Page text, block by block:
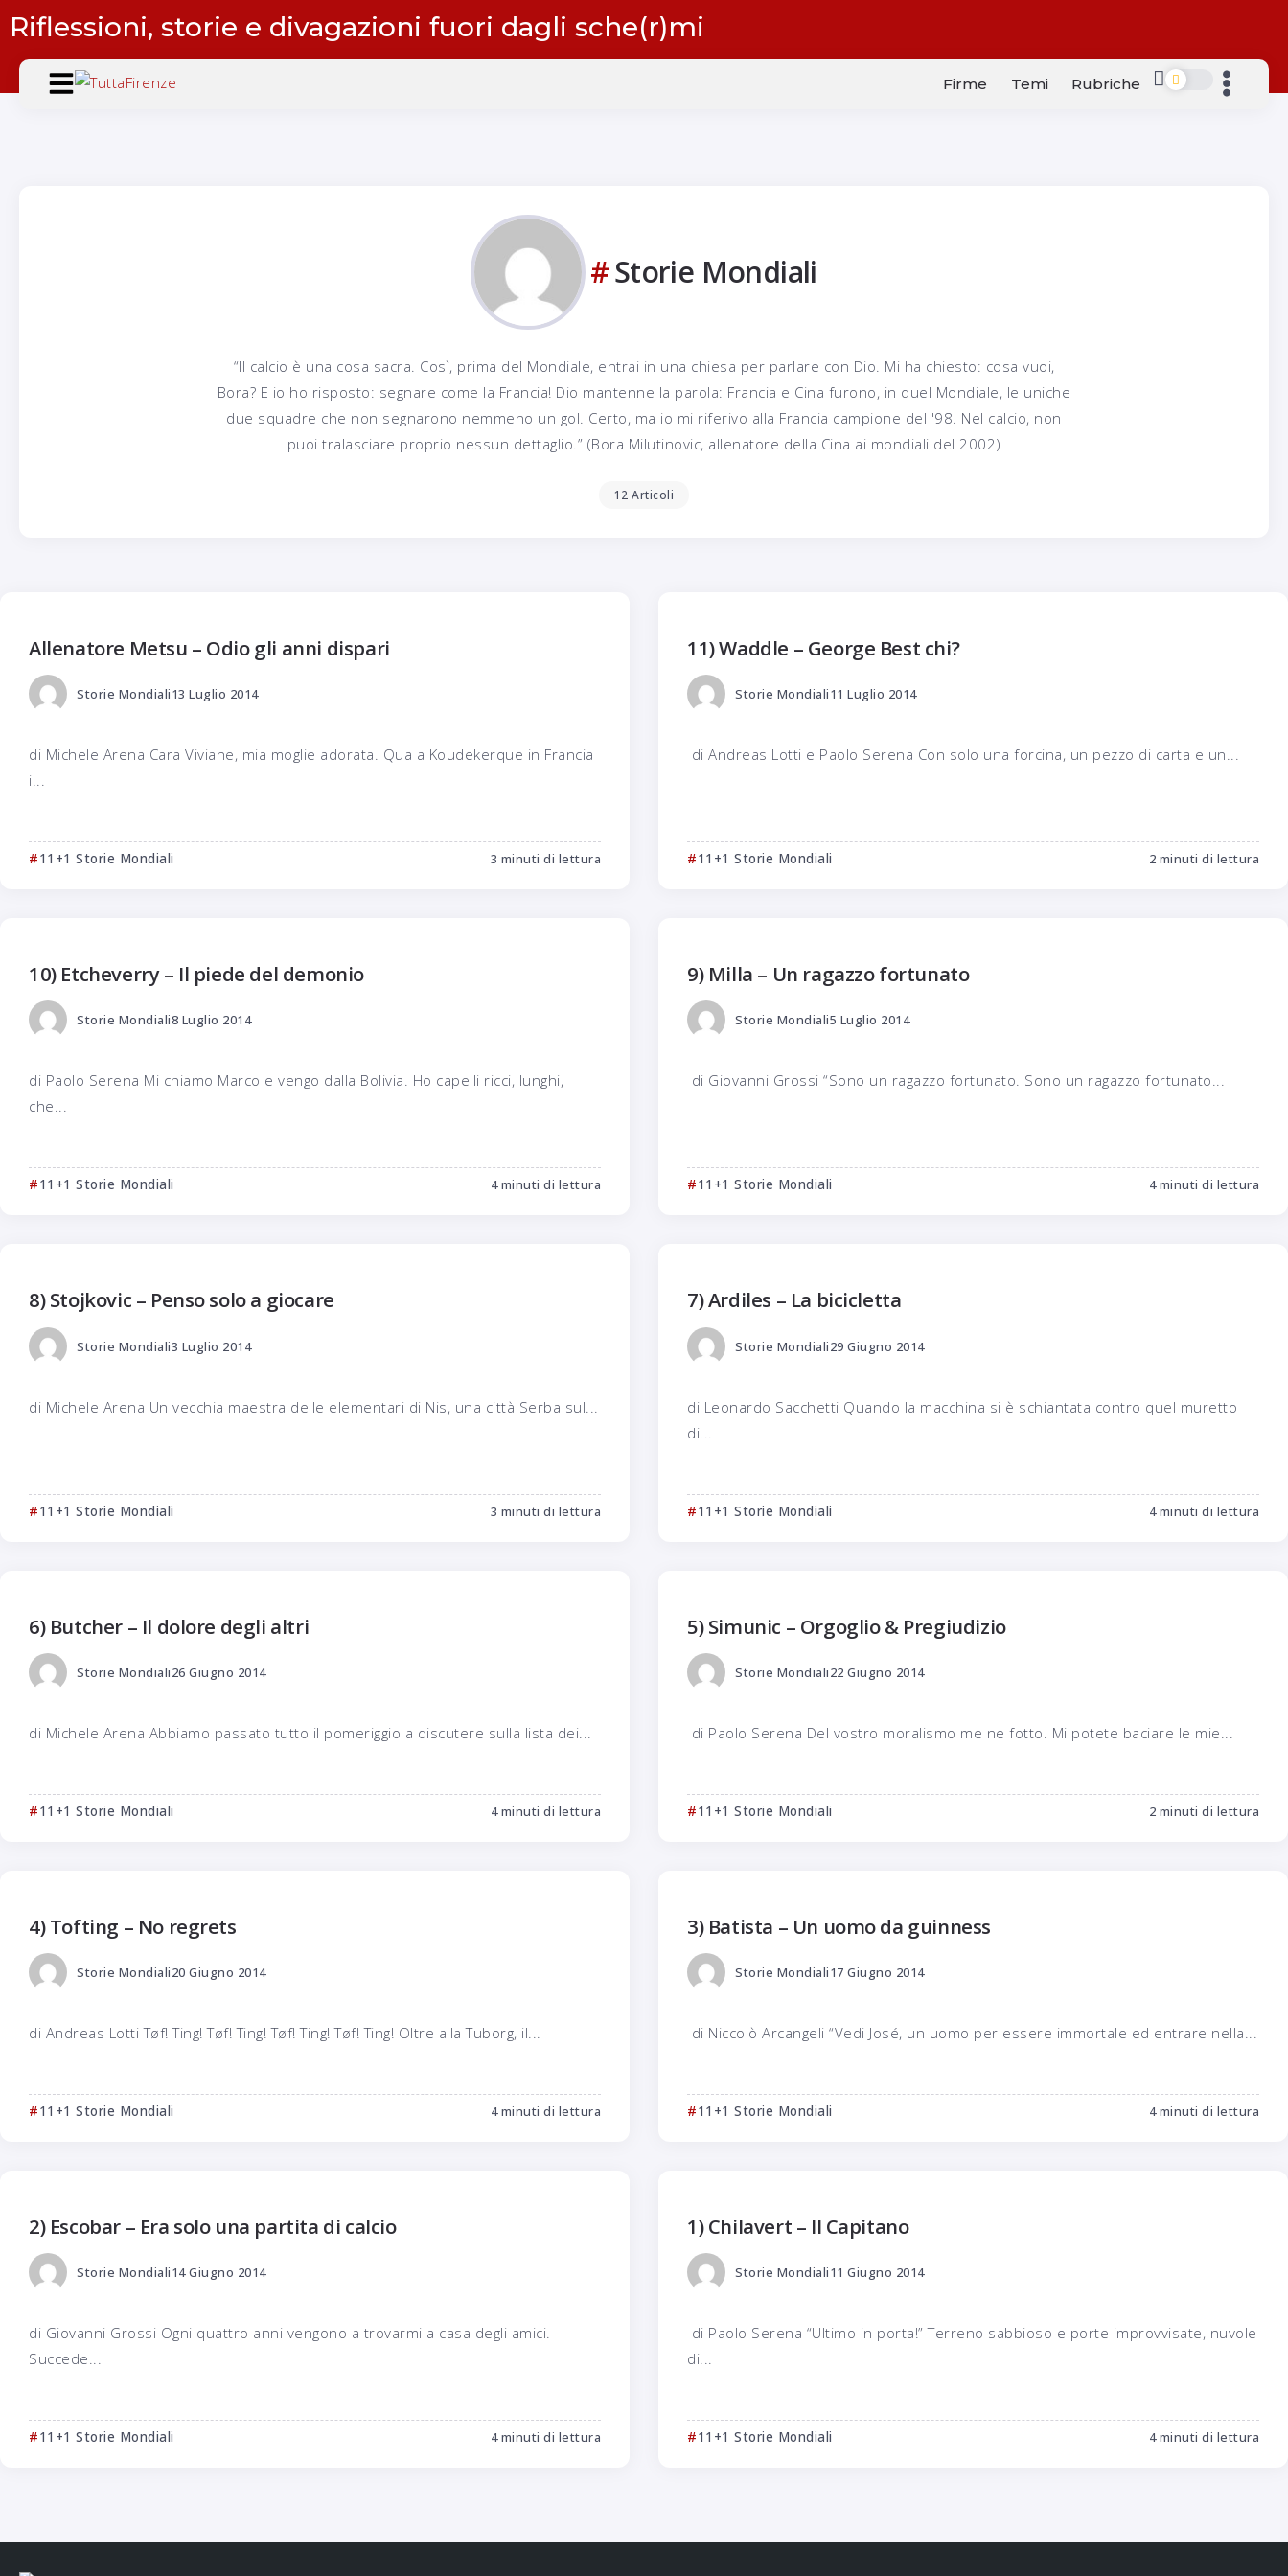
Riflessioni, storie e divagazioni fuori dagli sche(r)mi
Firme Temi Rubriche
Storie Mondiali
“Il calcio è una cosa sacra. Così, prima del Mondiale, entrai in una chiesa per parlare con Dio. Mi ha chiesto: cosa vuoi,
Bora? E io ho risposto: segnare come la Francia! Dio mantenne la parola: Francia e Cina furono, in quel Mondiale, le uniche
due squadre che non segnarono nemmeno un gol. Certo, ma io mi riferivo alla Francia campione del '98. Nel calcio, non
puoi tralasciare proprio nessun dettaglio.” (Bora Milutinovic, allenatore della Cina ai mondiali del 2002)
12 Articoli
Allenatore Metsu – Odio gli anni dispari
Storie Mondiali13 Luglio 2014
di Michele Arena Cara Viviane, mia moglie adorata. Qua a Koudekerque in Francia
i...
11+1 Storie Mondiali 3 minuti di lettura
11) Waddle – George Best chi?
Storie Mondiali11 Luglio 2014
di Andreas Lotti e Paolo Serena Con solo una forcina, un pezzo di carta e un...
11+1 Storie Mondiali 2 minuti di lettura
10) Etcheverry – Il piede del demonio
Storie Mondiali8 Luglio 2014
di Paolo Serena Mi chiamo Marco e vengo dalla Bolivia. Ho capelli ricci, lunghi,
che...
11+1 Storie Mondiali 4 minuti di lettura
9) Milla – Un ragazzo fortunato
Storie Mondiali5 Luglio 2014
di Giovanni Grossi “Sono un ragazzo fortunato. Sono un ragazzo fortunato...
11+1 Storie Mondiali 4 minuti di lettura
8) Stojkovic – Penso solo a giocare
Storie Mondiali3 Luglio 2014
di Michele Arena Un vecchia maestra delle elementari di Nis, una città Serba sul...
11+1 Storie Mondiali 3 minuti di lettura
7) Ardiles – La bicicletta
Storie Mondiali29 Giugno 2014
di Leonardo Sacchetti Quando la macchina si è schiantata contro quel muretto
di...
11+1 Storie Mondiali 4 minuti di lettura
6) Butcher – Il dolore degli altri
Storie Mondiali26 Giugno 2014
di Michele Arena Abbiamo passato tutto il pomeriggio a discutere sulla lista dei...
11+1 Storie Mondiali 4 minuti di lettura
5) Simunic – Orgoglio & Pregiudizio
Storie Mondiali22 Giugno 2014
di Paolo Serena Del vostro moralismo me ne fotto. Mi potete baciare le mie...
11+1 Storie Mondiali 2 minuti di lettura
4) Tofting – No regrets
Storie Mondiali20 Giugno 2014
di Andreas Lotti Tøf! Ting! Tøf! Ting! Tøf! Ting! Tøf! Ting! Oltre alla Tuborg, il...
11+1 Storie Mondiali 4 minuti di lettura
3) Batista – Un uomo da guinness
Storie Mondiali17 Giugno 2014
di Niccolò Arcangeli “Vedi José, un uomo per essere immortale ed entrare nella...
11+1 Storie Mondiali 4 minuti di lettura
2) Escobar – Era solo una partita di calcio
Storie Mondiali14 Giugno 2014
di Giovanni Grossi Ogni quattro anni vengono a trovarmi a casa degli amici.
Succede...
11+1 Storie Mondiali 4 minuti di lettura
1) Chilavert – Il Capitano
Storie Mondiali11 Giugno 2014
di Paolo Serena “Ultimo in porta!” Terreno sabbioso e porte improvvisate, nuvole
di...
11+1 Storie Mondiali 4 minuti di lettura